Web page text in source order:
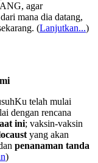
agar
mana dia datang,
(Lanjutkan...)
telah mulai
dengan rencana
ini; vaksin-vaksin
yang akan
penanaman tanda
)